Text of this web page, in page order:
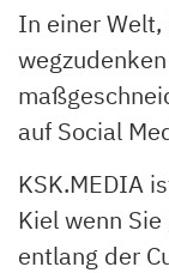
In einer
auf Social
KSK.MEDIA
Kiel wenn
entlang der